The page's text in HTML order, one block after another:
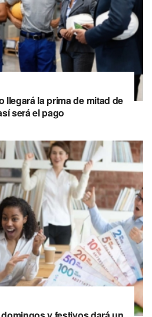
llegará la prima de mitad de
será el pago